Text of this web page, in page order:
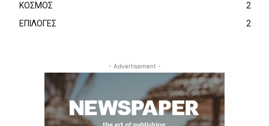
ΚΟΣΜΟΣ
2
ΕΠΙΛΟΓΕΣ
2
- Advertisement -